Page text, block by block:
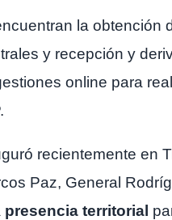
la obtención
y recepción y
online para
recientemente en
Paz, General
presencia territorial